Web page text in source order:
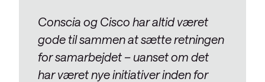
Conscia og Cisco har altid været
gode til sammen at sætte retningen
for samarbejdet – uanset om det
har været nye initiativer inden for